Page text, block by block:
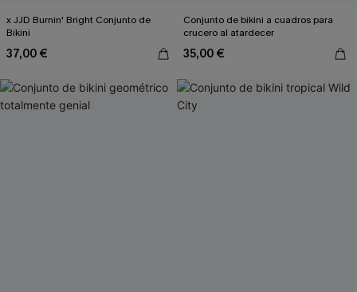
x JJD Burnin' Bright Conjunto de
Bikini
37,00 €
Conjunto de bikini a cuadros para
crucero al atardecer
35,00 €